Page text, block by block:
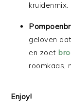
kruidenmix.
geloven
en zoet
roomkaas,
Enjoy!